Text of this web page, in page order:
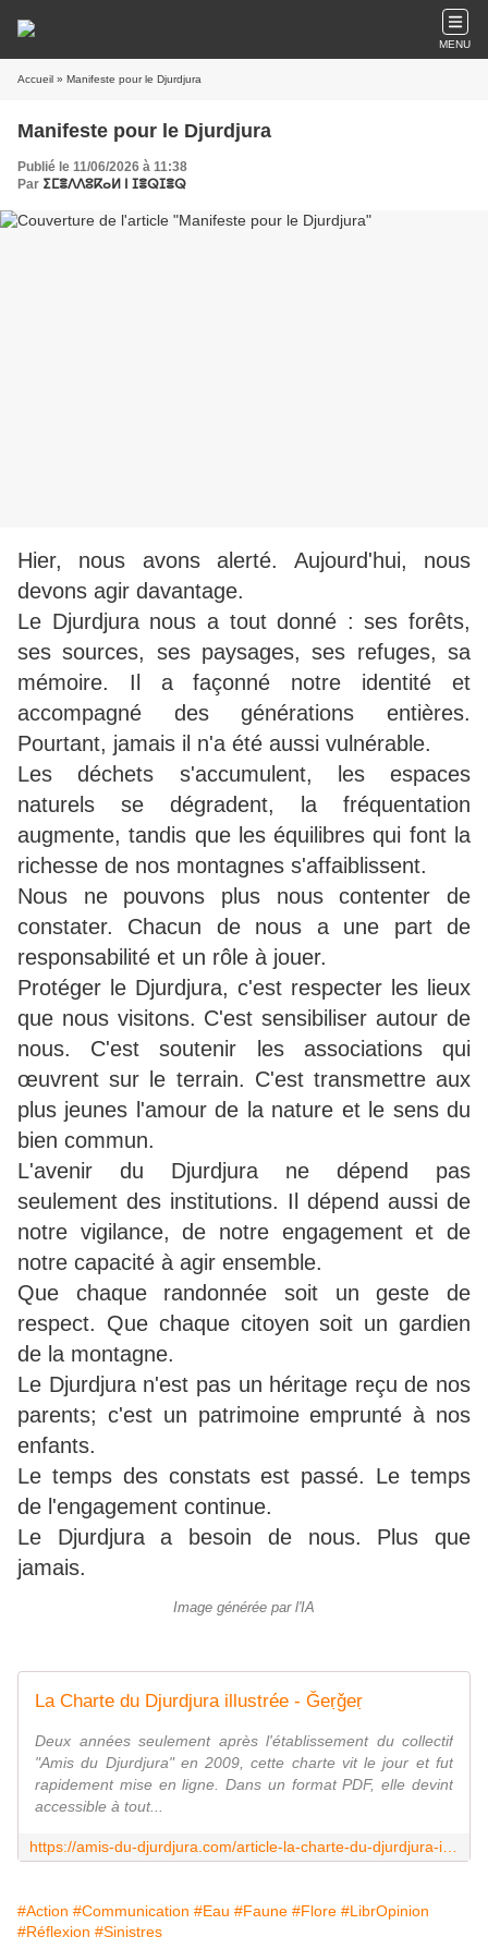
MENU
Accueil » Manifeste pour le Djurdjura
Manifeste pour le Djurdjura
Publié le 11/06/2026 à 11:38
Par ⵉⵎⴻⴷⴷⵓⴽⴰⵍ ⵏ ⵊⴻⵕⵊⴻⵕ
Hier, nous avons alerté. Aujourd'hui, nous
devons agir davantage.
Le Djurdjura nous a tout donné : ses forêts,
ses sources, ses paysages, ses refuges, sa
mémoire. Il a façonné notre identité et
accompagné des générations entières.
Pourtant, jamais il n'a été aussi vulnérable.
Les déchets s'accumulent, les espaces
naturels se dégradent, la fréquentation
augmente, tandis que les équilibres qui font la
richesse de nos montagnes s'affaiblissent.
Nous ne pouvons plus nous contenter de
constater. Chacun de nous a une part de
responsabilité et un rôle à jouer.
Protéger le Djurdjura, c'est respecter les lieux
que nous visitons. C'est sensibiliser autour de
nous. C'est soutenir les associations qui
œuvrent sur le terrain. C'est transmettre aux
plus jeunes l'amour de la nature et le sens du
bien commun.
L'avenir du Djurdjura ne dépend pas
seulement des institutions. Il dépend aussi de
notre vigilance, de notre engagement et de
notre capacité à agir ensemble.
Que chaque randonnée soit un geste de
respect. Que chaque citoyen soit un gardien
de la montagne.
Le Djurdjura n'est pas un héritage reçu de nos
parents; c'est un patrimoine emprunté à nos
enfants.
Le temps des constats est passé. Le temps
de l'engagement continue.
Le Djurdjura a besoin de nous. Plus que
jamais.
Image générée par l'IA
La Charte du Djurdjura illustrée - Ǧeṛǧeṛ
Deux années seulement après l'établissement du collectif
"Amis du Djurdjura" en 2009, cette charte vit le jour et fut
rapidement mise en ligne. Dans un format PDF, elle devint
accessible à tout...
#Action #Communication #Eau #Faune #Flore #LibrOpinion
#Réflexion #Sinistres